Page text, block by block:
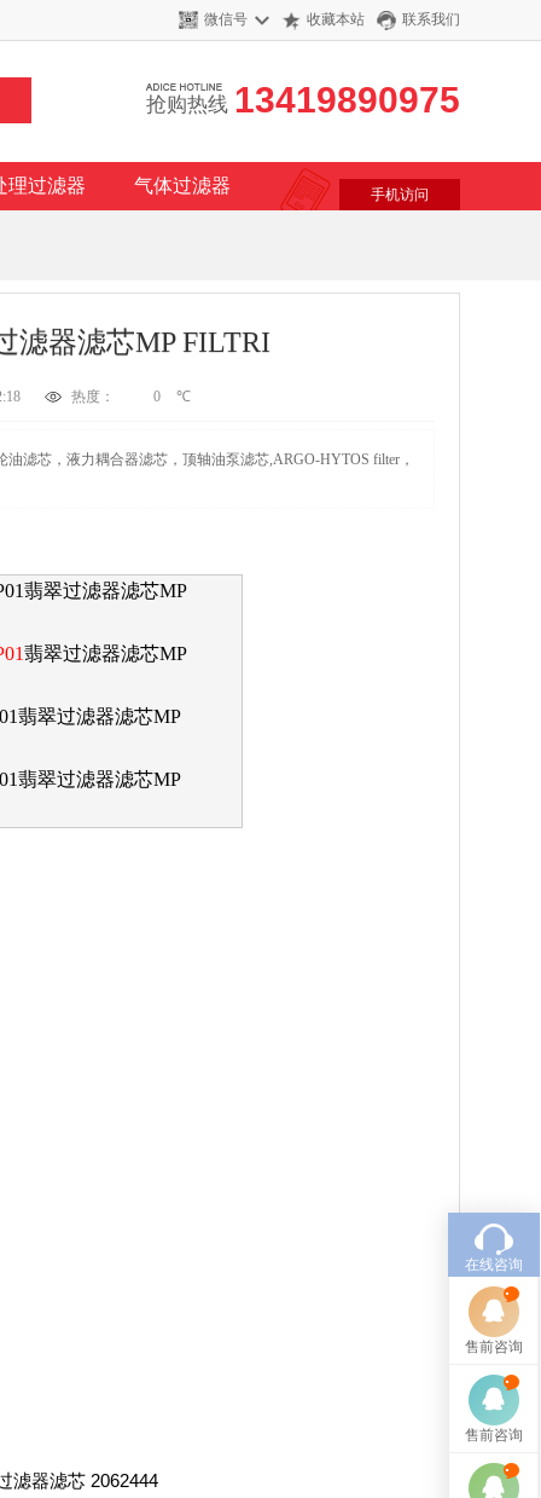
微信号 收藏本站 联系我们
抢购热线 13419890975
理过滤器 气体过滤器 手机访问
滤器滤芯MP FILTRI
热度： 0 ℃
滤芯，液力耦合器滤芯，顶轴油泵滤芯,ARGO-HYTOS filter，
翡翠过滤器滤芯MP
翡翠过滤器滤芯MP
翡翠过滤器滤芯MP
翡翠过滤器滤芯MP
滤器滤芯 2062444
在线咨询
售前咨询
售前咨询